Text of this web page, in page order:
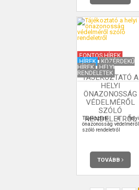
FONTOS HÍREK
HÍREK
KÖZÉRDEKŰ
HÍREK
HELYI
RENDELETEK
TÁJÉKOZTATÓ A
HELYI
ÖNAZONOSSÁG
VÉDELMÉRŐL
SZÓLÓ
RENDELETRŐL
Tájékoztató a helyi
önazonosság védelméről
szóló rendeletről
TOVÁBB